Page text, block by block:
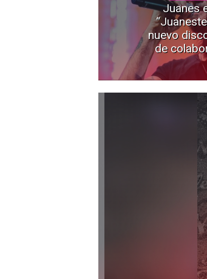
Juanes
nuevo
de